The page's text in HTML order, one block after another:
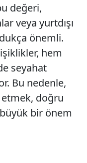
değeri,
veya yurtdışı
önemli.
hem
seyahat
Bu nedenle,
doğru
bir önem